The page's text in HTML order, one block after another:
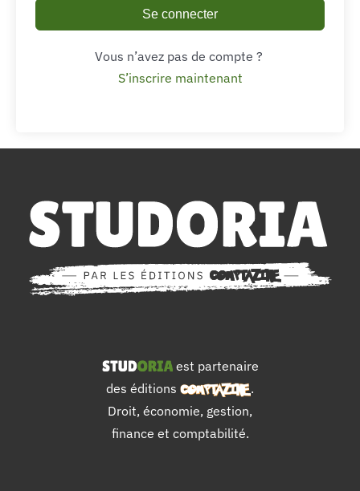
Se connecter
Vous n’avez pas de compte ?
S’inscrire maintenant
est partenaire
des éditions
.
Droit, économie, gestion,
finance et comptabilité.